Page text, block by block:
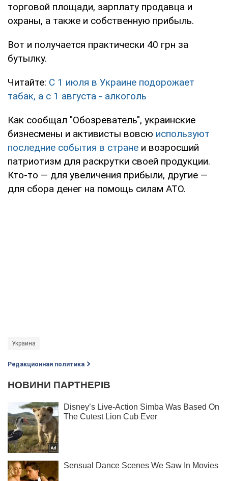
торговой площади, зарплату продавца и
охраны, а также и собственную прибыль.
Вот и получается практически 40 грн за
бутылку.
Читайте: С 1 июля в Украине подорожает
табак, а с 1 августа - алкоголь
Как сообщал "Обозреватель", украинские
бизнесмены и активисты вовсю используют
последние события в стране и возросший
патриотизм для раскрутки своей продукции.
Кто-то — для увеличения прибыли, другие —
для сбора денег на помощь силам АТО.
Украина
Редакционная политика